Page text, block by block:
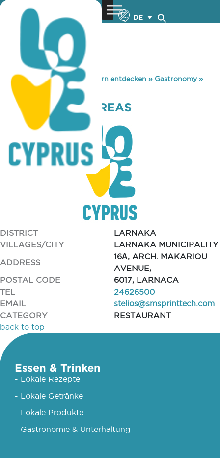
DE
You are here: Home »Zypern entdecken » Gastronomy»
TO STEKI TIS PAREAS
TO STEKI TIS PAREAS
DISTRICT
LARNAKA
VILLAGES/CITY
LARNAKA MUNICIPALITY
ADDRESS
16Α, ARCH. MAKARIOU
AVENUE,
POSTAL CODE
6017, LARNACA
TEL
24626500
EMAIL
stelios@smsprinttech.com
CATEGORY
RESTAURANT
back to top
Essen & Trinken
- Lokale Rezepte
- Lokale Getränke
- Lokale Produkte
- Gastronomie & Unterhaltung